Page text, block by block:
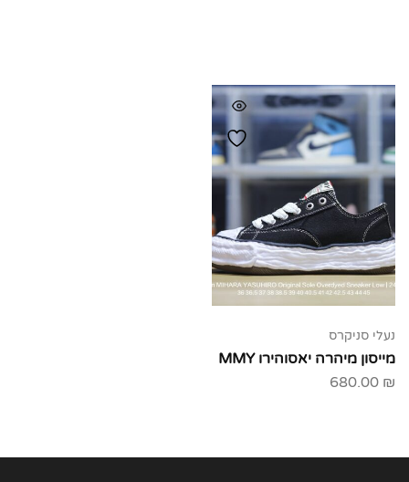
נעלי סניקרס
מייסון מיהרה יאסוהירו MMY
680.00 ₪